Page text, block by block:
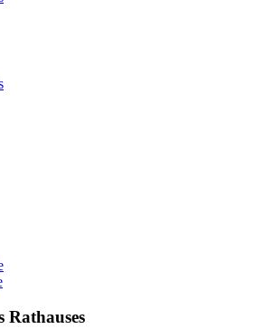
Rathauses